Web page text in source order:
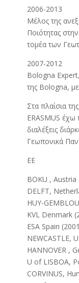
2006-2013
Μέλος της
Ποιότητας
τομέα των
2007-2012
Βologna
της Bologna,
Στα πλαίσια
ERASMUS έχω
διαλέξεις
Γεωπονικά
ΕΕ
ΒΟΚU , Austria
DELFT,
HUY-
KVL Denmark
ESA Spain
NEWCASTLE,
HANNOVER ,
U of LISBOA,
CORVINUS,